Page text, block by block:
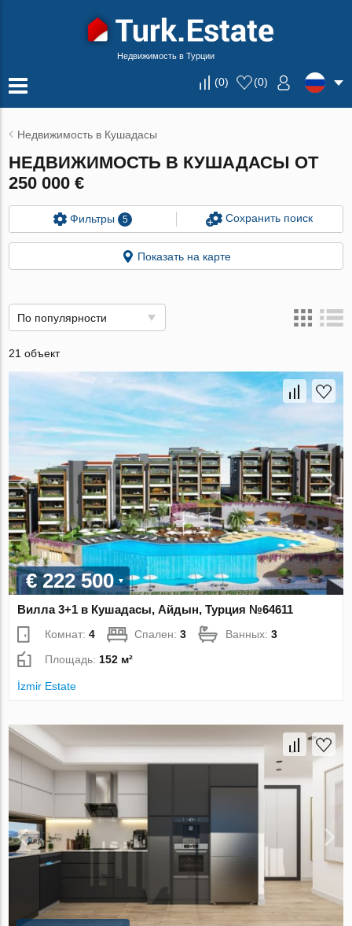
Недвижимость в Турции
(0) (0)
Недвижимость в Кушадасы
НЕДВИЖИМОСТЬ В КУШАДАСЫ ОТ
250 000 €
Фильтры 5 Сохранить поиск
Показать на карте
По популярности
21 объект
€ 222 500
Вилла 3+1 в Кушадасы, Айдын, Турция №64611
Комнат:4 Спален:3 Ванных:3
Площадь: 152 м²
İzmir Estate